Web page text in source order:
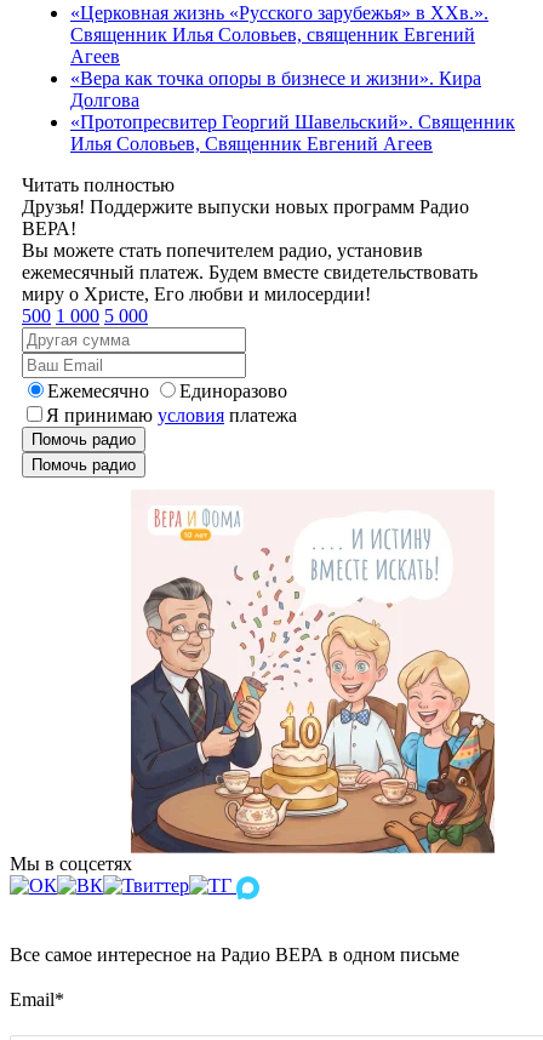
«Церковная жизнь «Русского зарубежья» в ХХв.».
Священник Илья Соловьев, священник Евгений
Агеев
«Вера как точка опоры в бизнесе и жизни». Кира
Долгова
«Протопресвитер Георгий Шавельский». Священник
Илья Соловьев, Священник Евгений Агеев
Читать полностью
Друзья! Поддержите выпуски новых программ Радио
ВЕРА!
Вы можете стать попечителем радио, установив
ежемесячный платеж. Будем вместе свидетельствовать
миру о Христе, Его любви и милосердии!
500 1 000 5 000
Ежемесячно
Единоразово
Я принимаю условия платежа
Помочь радио
Помочь радио
Мы в соцсетях
Все самое интересное на Радио ВЕРА в одном письме
Email*